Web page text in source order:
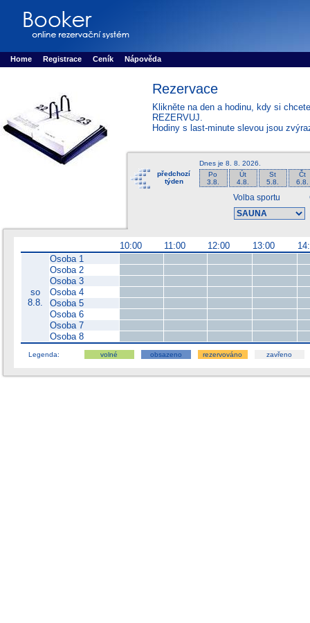
Rezervujse - Port�l pro online rezervace sportu
Home Registrace Ceník Nápověda
Rezervace
Klikněte na den a hodinu, kdy si
REZERVUJ.
Hodiny s last-minute slevou jsou
předchozí
týden
Dnes je8. 8. 2026
Po
3.8.
Út
4.8.
St
5.8.
Čt
6.8.
Volba sportu
10:00 11:00 12:00 13:00
so
8.8.
Osoba 1
Osoba 2
Osoba 3
Osoba 4
Osoba 5
Osoba 6
Osoba 7
Osoba 8
Legenda: volné obsazeno rezervováno zavřeno